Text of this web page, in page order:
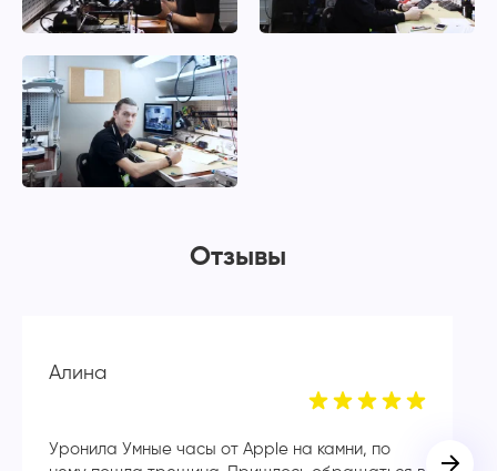
Отзывы
Алина
Уронила Умные часы от Apple на камни, по